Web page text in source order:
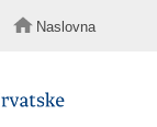
Naslovna